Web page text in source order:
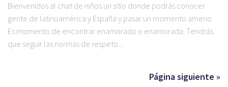
Bienvenidos al chat de niños un sitio donde podrás conocer
gente de latinoamérica y España y pasar un momento ameno.
Es momento de encontrar enamorado o enamorada. Tendrás
que seguir las normas de respeto...
Página siguiente »